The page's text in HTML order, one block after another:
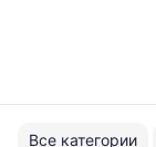
Все категории